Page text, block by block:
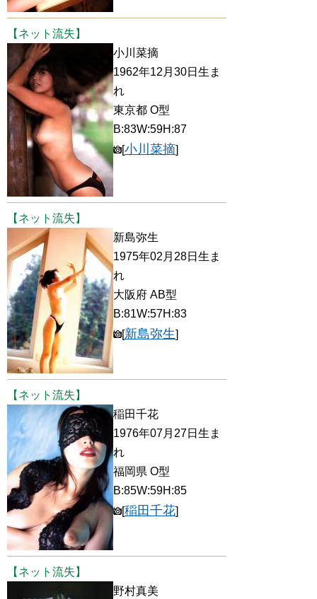
【ネット流失】
小川菜摘
1962年12月30日生ま
れ
東京都 O型
B:83W:59H:87
[小川菜摘]
【ネット流失】
新島弥生
1975年02月28日生ま
れ
大阪府 AB型
B:81W:57H:83
[新島弥生]
【ネット流失】
稲田千花
1976年07月27日生ま
れ
福岡県 O型
B:85W:59H:85
[稲田千花]
【ネット流失】
野村真美